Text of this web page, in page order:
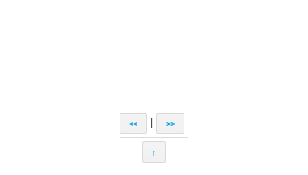
<< >>
↑